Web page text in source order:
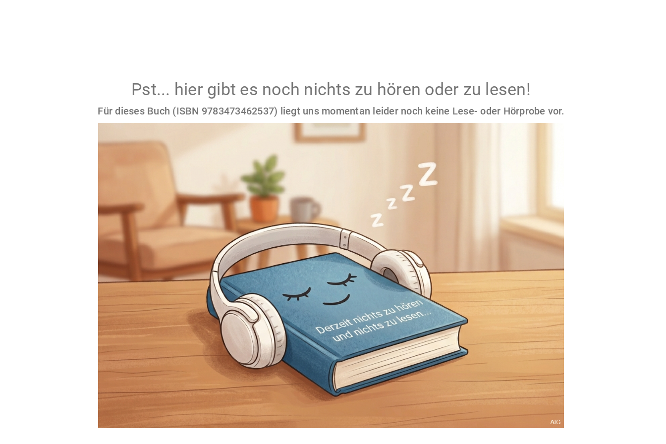
Pst... hier gibt es noch nichts zu hören oder zu lesen!
Für dieses Buch (ISBN 9783473462537) liegt uns momentan leider noch keine Lese- oder Hörprobe vor.